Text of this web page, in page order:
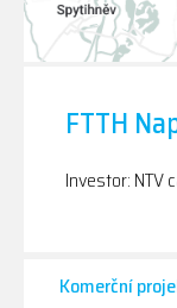
FTTH
Investor: NTV
Komerční